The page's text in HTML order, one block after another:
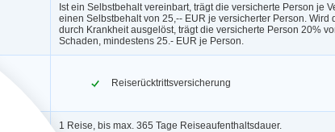
Ist ein Selbstbehalt vereinbart, trägt die versicherte Person je
einen Selbstbehalt von 25,-- EUR je versicherter Person. Wird
durch Krankheit ausgelöst, trägt die versicherte Person 20%
Schaden, mindestens 25.- EUR je Person.
Reiserücktrittsversicherung
1 Reise, bis max. 365 Tage Reiseaufenthaltsdauer.